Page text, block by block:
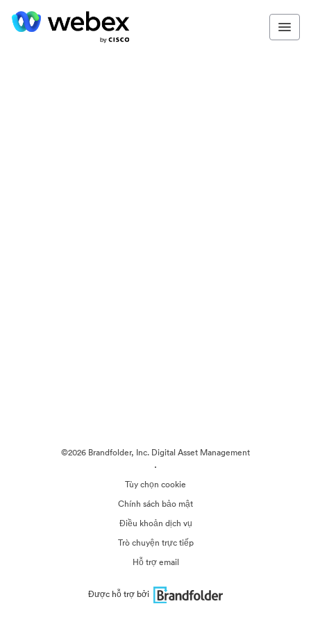
©2026 Brandfolder, Inc. Digital Asset Management
·
Tùy chọn cookie
Chính sách bảo mật
Điều khoản dịch vụ
Trò chuyện trực tiếp
Hỗ trợ email
Được hỗ trợ bởi